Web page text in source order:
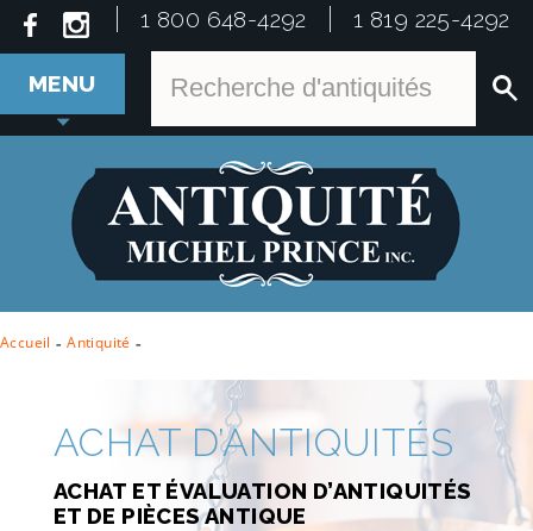
1 800 648-4292 1 819 225-4292
MENU
Accueil - Antiquité -
ACHAT D’ANTIQUITÉS
ACHAT ET ÉVALUATION D’ANTIQUITÉS
ET DE PIÈCES ANTIQUE